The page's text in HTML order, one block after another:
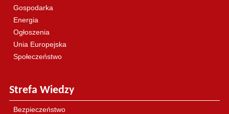
Gospodarka
Energia
Ogłoszenia
Unia Europejska
Społeczeństwo
Strefa Wiedzy
Bezpieczeństwo